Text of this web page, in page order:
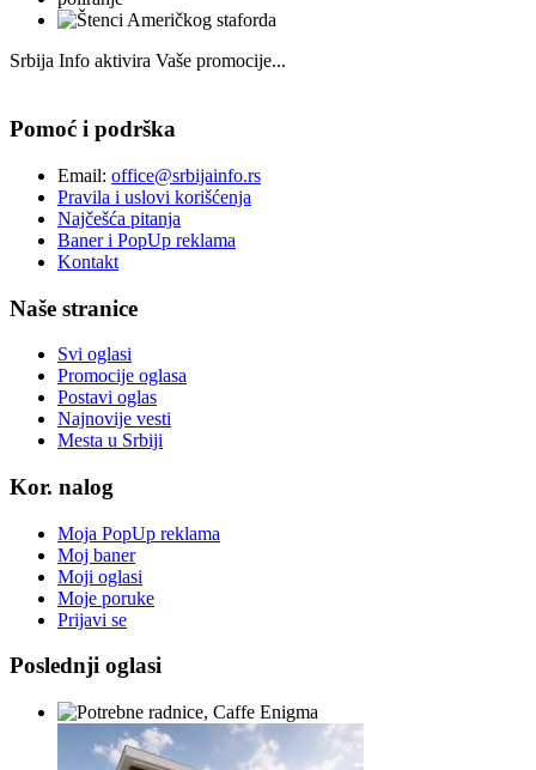
Srbija Info aktivira Vaše promocije...
Pomoć i podrška
Email: office@srbijainfo.rs
Pravila i uslovi korišćenja
Najčešća pitanja
Baner i PopUp reklama
Kontakt
Naše stranice
Svi oglasi
Promocije oglasa
Postavi oglas
Najnovije vesti
Mesta u Srbiji
Kor. nalog
Moja PopUp reklama
Moj baner
Moji oglasi
Moje poruke
Prijavi se
Poslednji oglasi